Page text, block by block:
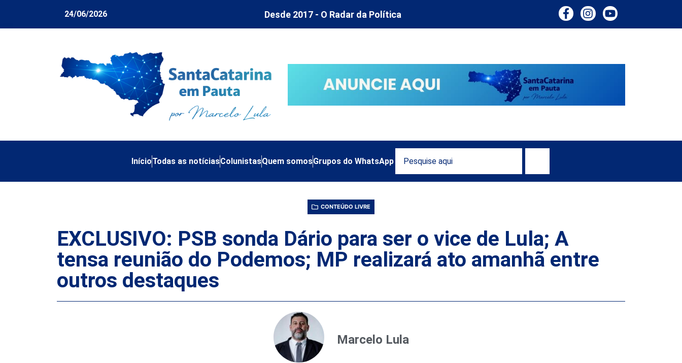
24/06/2026 Desde 2017 - O Radar da Política
InícioTodas as notíciasColunistasQuem somosGrupos do WhatsApp
CONTEÚDO LIVRE
EXCLUSIVO: PSB sonda Dário para ser o vice de Lula; A
tensa reunião do Podemos; MP realizará ato amanhã entre
outros destaques
Marcelo Lula